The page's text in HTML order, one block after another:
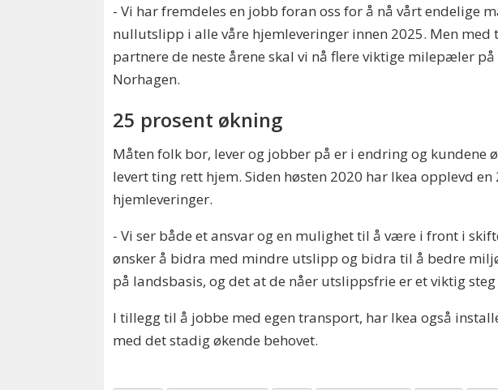
- Vi har fremdeles en jobb foran oss for å nå vårt endelige
nullutslipp i alle våre hjemleveringer innen 2025. Men
partnere de neste årene skal vi nå flere viktige milepæler
Norhagen.
25 prosent økning
Måten folk bor, lever og jobber på er i endring og kundene
levert ting rett hjem. Siden høsten 2020 har Ikea opplevd
hjemleveringer.
- Vi ser både et ansvar og en mulighet til å være i front i
ønsker å bidra med mindre utslipp og bidra til å bedre
på landsbasis, og det at de nåer utslippsfrie er et viktig
I tillegg til å jobbe med egen transport, har Ikea også
med det stadig økende behovet.